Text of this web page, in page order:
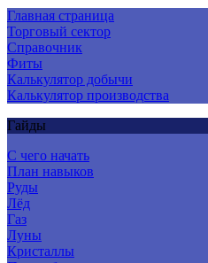
Главная страница
Торговый сектор
Справочник
Фиты
Калькулятор добычи
Калькулятор производства
Гайды
С чего начать
План навыков
Руды
Лёд
Газ
Луны
Кристаллы